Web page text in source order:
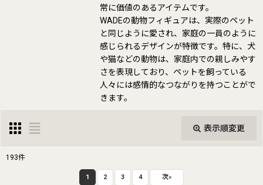
常に価値のあるアイテムです。
WADEの動物フィギュアは、実際のペット
と同じように愛され、家庭の一員のように
感じられるデザインが特徴です。特に、犬
や猫などの動物は、家庭内での親しみやす
さを表現しており、ペットを飼っている
人々には感情的なつながりを持つことがで
きます。
表示順変更
193件
1 2 3 4 次»